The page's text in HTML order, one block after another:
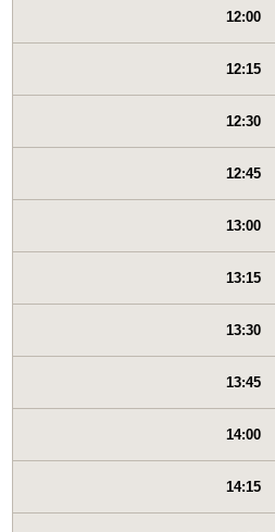
12:00
12:15
12:30
12:45
13:00
13:15
13:30
13:45
14:00
14:15